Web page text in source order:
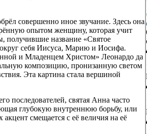
совершенно иное звучание. Здесь она
опытом женщину, которая учит
получившие название «Святое
себя Иисуса, Марию и Иосифа.
и Младенцем Христом» Леонардо да
композицию, пронизанную светом
Эта картина стала вершиной
последователей, святая Анна часто
глубокую внутреннюю борьбу, или
смещается с её величия на её